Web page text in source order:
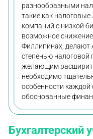
разнообразными
такие как
компаний с низкой
возможное
Филлипинах, делают
степенью налоговой
желающим
необходимо
особенности
обоснованные
Бухгалтерский